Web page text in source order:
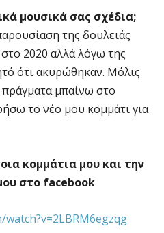
μουσικά σας σχέδια;
της δουλειάς
2020 αλλά λόγω της
ότι ακυρώθηκαν. Μόλις
μπαίνω στο
το νέο μου κομμάτι για
κομμάτια μου και την
στο facebook